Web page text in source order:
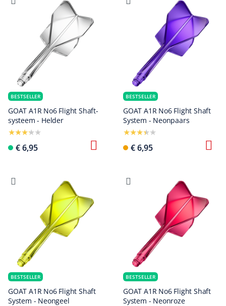
BESTSELLER
GOAT A1R No6 Flight Shaft-
systeem - Helder
€ 6,95
BESTSELLER
GOAT A1R No6 Flight Shaft
System - Neonpaars
€ 6,95
BESTSELLER
GOAT A1R No6 Flight Shaft
System - Neongeel
BESTSELLER
GOAT A1R No6 Flight Shaft
System - Neonroze